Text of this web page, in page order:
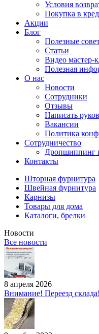
Условия
Покупка в
Акции
Блог
Полезные
Статьи
Видео мастер-
Полезная
О нас
Новости
Сотрудники
Отзывы
Написать
Вакансии
Политика
Сотрудничество
Дропшиппинг
Контакты
Шторная фурнитура
Швейная фурнитура
Карнизы
Товары для дома
Каталоги, брелки
Новости
Все новости
8 апреля 2026
Внимание! Переезд склада!